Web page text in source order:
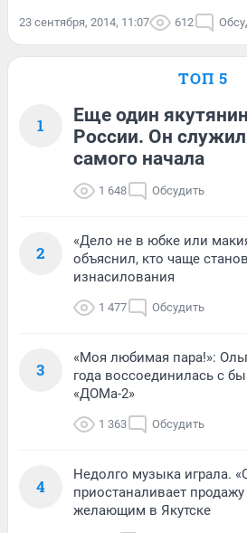
23 сентября, 2014, 11:07 612
ТОП 5
1
Еще один
России. Он
самого начала
1 648 Обсудить
2
«Дело не в юбке или
объяснил, кто чаще
изнасилования
1 477 Обсудить
3
«Моя любимая пара!»:
года воссоединилась с
«ДОМа-2»
1 363 Обсудить
4
Недолго музыка играла.
приостаналивает
желающим в Якутске